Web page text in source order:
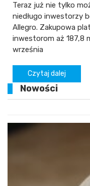
Teraz już nie tylko
niedługo inwestorzy
Allegro. Zakupowa
inwestorom aż 187,8
września
Czytaj dalej
Nowości